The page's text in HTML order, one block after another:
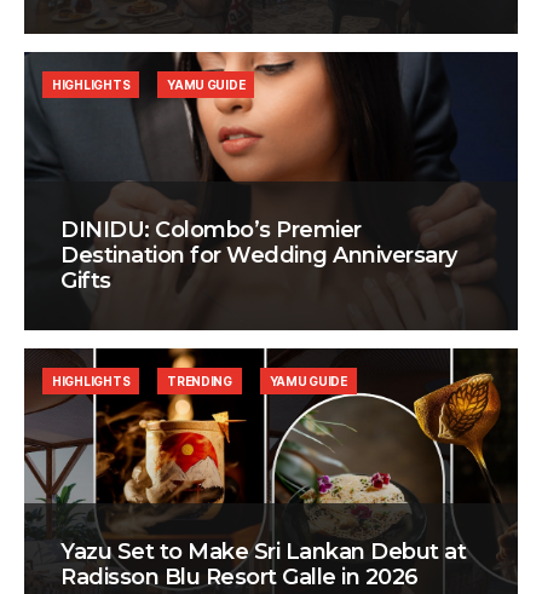
DINIDU: Colombo’s Premier
Destination for Wedding Anniversary
Gifts
HIGHLIGHTS YAMU GUIDE
Yazu Set to Make Sri Lankan Debut at
Radisson Blu Resort Galle in 2026
HIGHLIGHTS TRENDING YAMU GUIDE